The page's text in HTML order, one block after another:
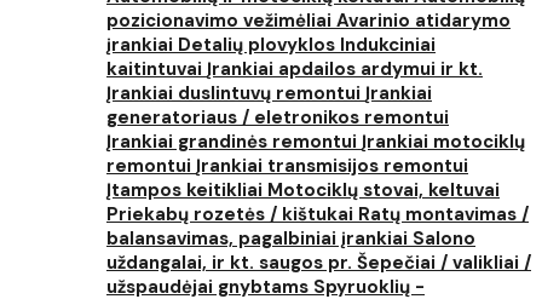
pozicionavimo vežimėliai Avarinio atidarymo
įrankiai Detalių plovyklos Indukciniai
kaitintuvai Įrankiai apdailos ardymui ir kt.
Įrankiai duslintuvų remontui Įrankiai
generatoriaus / eletronikos remontui
Įrankiai grandinės remontui Įrankiai motociklų
remontui Įrankiai transmisijos remontui
Įtampos keitikliai Motociklų stovai, keltuvai
Priekabų rozetės / kištukai Ratų montavimas /
balansavimas, pagalbiniai įrankiai Salono
uždangalai, ir kt. saugos pr. Šepečiai / valikliai /
užspaudėjai gnybtams Spyruoklių -